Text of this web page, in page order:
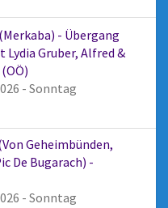
- Übergang
Lydia Gruber, Alfred &
- Sonntag
Geheimbünden,
De Bugarach) -
- Sonntag